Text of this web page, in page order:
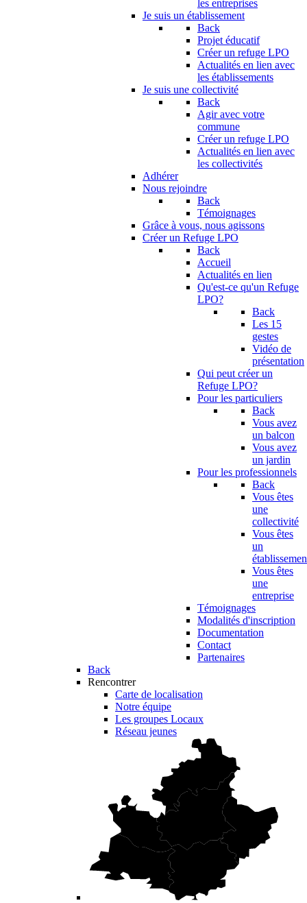
les entreprises
Je suis un établissement
Back
Projet éducatif
Créer un refuge LPO
Actualités en lien avec
les établissements
Je suis une collectivité
Back
Agir avec votre
commune
Créer un refuge LPO
Actualités en lien avec
les collectivités
Adhérer
Nous rejoindre
Back
Témoignages
Grâce à vous, nous agissons
Créer un Refuge LPO
Back
Accueil
Actualités en lien
Qu'est-ce qu'un Refuge
LPO?
Back
Les 15
gestes
Vidéo de
présentation
Qui peut créer un
Refuge LPO?
Pour les particuliers
Back
Vous avez
un balcon
Vous avez
un jardin
Pour les professionnels
Back
Vous êtes
une
collectivité
Vous êtes
un
Vous êtes
une
entreprise
Témoignages
Modalités d'inscription
Documentation
Contact
Partenaires
Back
Rencontrer
Carte de localisation
Notre équipe
Les groupes Locaux
Réseau jeunes